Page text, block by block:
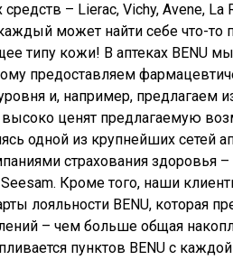
– Lierac, Vichy, Avene, La
может найти себе что-то
типу кожи! В аптеках BENU
предоставляем
и, например, предлагаем
ценят предлагаемую
одной из крупнейших сетей
страхования здоровья –
Кроме того, наши
лояльности BENU, которая
– чем больше общая
пунктов BENU с каждой